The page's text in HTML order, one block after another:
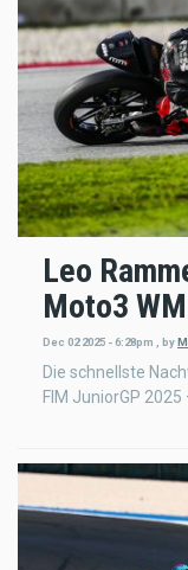
Leo
Moto3 WM
Dec 02 2025 - 6:28pm by
Die schnellste
FIM JuniorGP 2025